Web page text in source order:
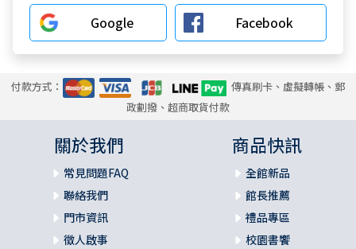
Google Facebook
付款方式：
傳真刷卡、虛擬轉帳、郵
政劃撥、超商取貨付款
關於我們
常見問題FAQ
聯絡我們
門市資訊
徵人啟事
商品快訊
全館新品
館長推薦
禮品專區
校園書饗